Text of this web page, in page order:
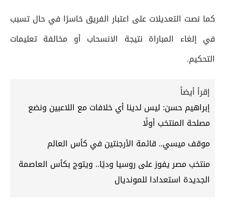
كما نصت التعديلات على اعتبار الفريق خاسرًا في حال تسبب
في إلغاء المباراة نتيجة الانسحاب أو مخالفة تعليمات
التحكيم.
إقرأ أيضاً
إبراهيم حسن: ليس لدينا أي خلافات مع اللاعبين ونضع
مصلحة المنتخب أولًا
موقف ميسي.. قائمة الأرجنتين في كأس العالم
منتخب مصر يفوز على روسيا وديًا.. ويتوج بكأس العاصمة
الجديدة استعدادا للمونديال